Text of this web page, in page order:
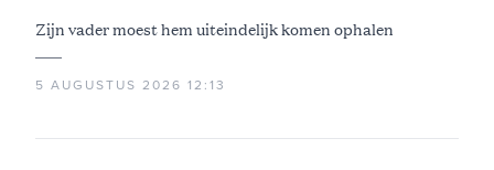
Zijn vader moest hem uiteindelijk komen ophalen
5 AUGUSTUS 2026 12:13